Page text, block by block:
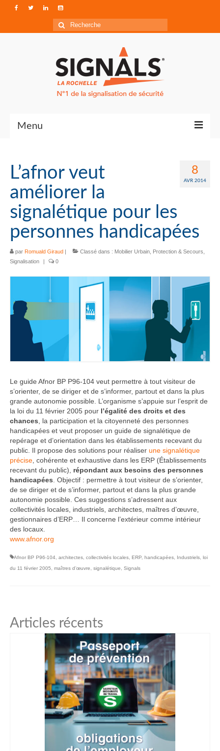
Rechercher
:
Menu
Qui sommes-nous ?
Accéder à Signals
8
AVR 2014
L’afnor veut
améliorer la
signalétique pour les
personnes handicapées
par Romuald Giraud | Classé dans : Mobilier Urbain Protection & Secours
Signalisation
| 0
Le guide Afnor BP P96-104 veut permettre à tout visiteur de
s’orienter, de se diriger et de s’informer, partout et dans la plus
grande autonomie possible. L’organisme s’appuie sur l’esprit de
la loi du 11 février 2005 pour l’égalité des droits et des
chances , la participation et la citoyenneté des personnes
handicapées et veut proposer un guide de signalétique de
repérage et d’orientation dans les établissements recevant du
public. Il propose des solutions pour réaliser une signalétique
précise , cohérente et exhaustive dans les ERP (Établissements
recevant du public), répondant aux besoins des personnes
handicapées . Objectif : permettre à tout visiteur de s’orienter,
de se diriger et de s’informer, partout et dans la plus grande
autonomie possible. Ces suggestions s’adressent aux
collectivités locales, industriels, architectes, maîtres d’œuvre,
gestionnaires d’ERP… Il concerne l’extérieur comme intérieur
des locaux.
www.afnor.org
Afnor BP P96-104 architectes collectivités locales ERP handicapées Industriels loi
du 11 février 2005
maîtres d’œuvre signalétique Signals
Articles récents